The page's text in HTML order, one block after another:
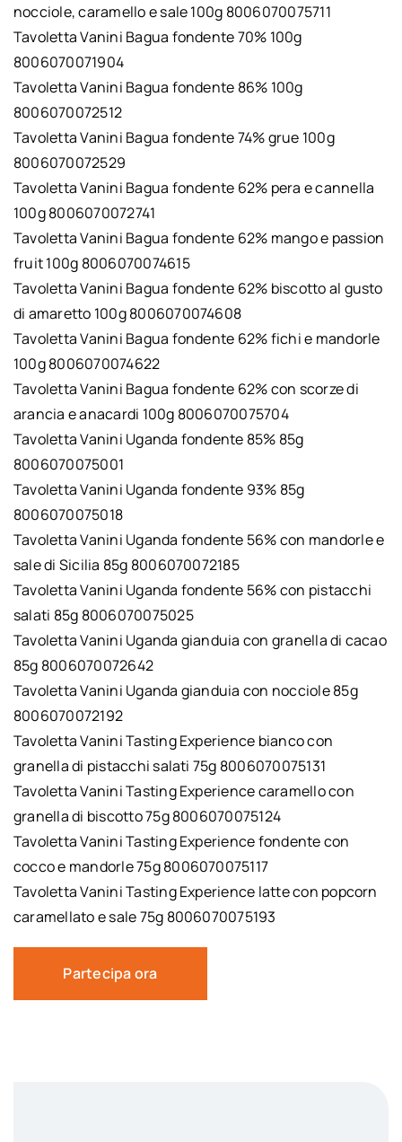
nocciole, caramello e sale 100g 8006070075711
Tavoletta Vanini Bagua fondente 70% 100g
8006070071904
Tavoletta Vanini Bagua fondente 86% 100g
8006070072512
Tavoletta Vanini Bagua fondente 74% grue 100g
8006070072529
Tavoletta Vanini Bagua fondente 62% pera e cannella
100g 8006070072741
Tavoletta Vanini Bagua fondente 62% mango e passion
fruit 100g 8006070074615
Tavoletta Vanini Bagua fondente 62% biscotto al gusto
di amaretto 100g 8006070074608
Tavoletta Vanini Bagua fondente 62% fichi e mandorle
100g 8006070074622
Tavoletta Vanini Bagua fondente 62% con scorze di
arancia e anacardi 100g 8006070075704
Tavoletta Vanini Uganda fondente 85% 85g
8006070075001
Tavoletta Vanini Uganda fondente 93% 85g
8006070075018
Tavoletta Vanini Uganda fondente 56% con mandorle e
sale di Sicilia 85g 8006070072185
Tavoletta Vanini Uganda fondente 56% con pistacchi
salati 85g 8006070075025
Tavoletta Vanini Uganda gianduia con granella di cacao
85g 8006070072642
Tavoletta Vanini Uganda gianduia con nocciole 85g
8006070072192
Tavoletta Vanini Tasting Experience bianco con
granella di pistacchi salati 75g 8006070075131
Tavoletta Vanini Tasting Experience caramello con
granella di biscotto 75g 8006070075124
Tavoletta Vanini Tasting Experience fondente con
cocco e mandorle 75g 8006070075117
Tavoletta Vanini Tasting Experience latte con popcorn
caramellato e sale 75g 8006070075193
Partecipa ora